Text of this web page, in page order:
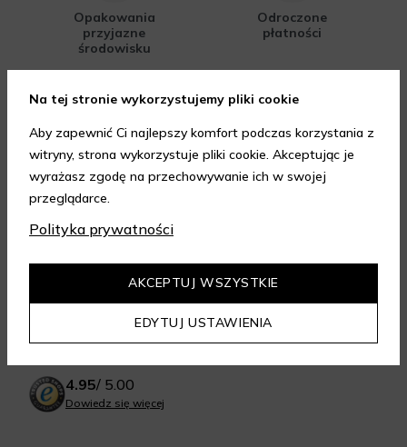
Opakowania
przyjazne
środowisku
Odroczone
płatności
FORMY DOSTAWY
FORMY PŁATNOŚCI
4.95/ 5.00
Dowiedz się więcej
Na tej stronie wykorzystujemy pliki cookie
Aby zapewnić Ci najlepszy komfort podczas korzystania z
witryny, strona wykorzystuje pliki cookie. Akceptując je
wyrażasz zgodę na przechowywanie ich w swojej
przeglądarce.
Polityka prywatności
EDYTUJ USTAWIENIA
AKCEPTUJ WSZYSTKIE